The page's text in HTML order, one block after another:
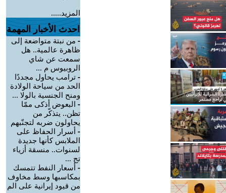
المزيد.....
احدث الأخبار المهمة
- من نبتة متواضعة إلى
ظاهرة عالمية.. هل
سمعت عن شاي
الروبيوس م ...
- ترامب يحاول مجددًا
الحد من سياحة الولادة
ومنح الجنسية بالولا ...
- البعوض أذكى ممّا
تظن.. يتذكّر من
يحاولون ضربه لتجنّبهم
- أسرار الحفاظ على
الملابس كأنها جديدة
لسنوات.. منسقة أزياء
تج ...
- أسعار النفط تتمسك
بمكاسبها وسط مخاوف
من قيود إيرانية على الم